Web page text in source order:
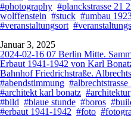
#photography #planckstrasse 21
wolffenstein #stuck #umbau
#veranstaltungsort
Januar 3, 2025
2024-02-16 07 Berlin Mitte.
Erbaut 1941-1942 von Karl
Bahnhof Friedrichstraße.
#abendstimmung #albrechtstrasse
#architekt karl bonatz #architektur
#bild #blaue stunde #boros
#erbaut 1941-1942 #foto